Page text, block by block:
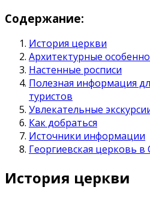
Содержание:
История церкви
Архитектурные
Настенные росписи
Полезная информация
туристов
Увлекательные
Как добраться
Источники информации
Георгиевская церковь
История церкви